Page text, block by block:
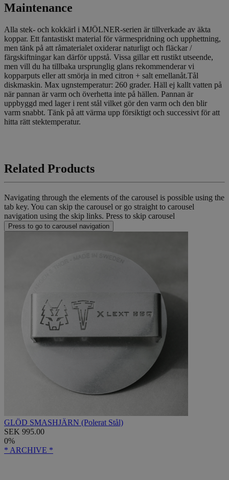
Maintenance
Alla stek- och kokkärl i MJÖLNER-serien är tillverkade av äkta
koppar. Ett fantastiskt material för värmespridning och upphettning,
men tänk på att råmaterialet oxiderar naturligt och fläckar /
färgskiftningar kan därför uppstå. Vissa gillar ett rustikt utseende,
men vill du ha tillbaka ursprunglig glans rekommenderar vi
kopparputs eller att smörja in med citron + salt emellanåt.Tål
diskmaskin. Max ugnstemperatur: 260 grader. Häll ej kallt vatten på
när pannan är varm och överhetta inte på hällen. Pannan är
uppbyggd med lager i rent stål vilket gör den varm och den blir
varm snabbt. Tänk på att värma upp försiktigt och successivt för att
hitta rätt stektemperatur.
Related Products
Navigating through the elements of the carousel is possible using the
tab key. You can skip the carousel or go straight to carousel
navigation using the skip links. Press to skip carousel
Press to go to carousel navigation
GLÖD SMASHJÄRN (Polerat Stål)
SEK 995.00
0%
* ARCHIVE *